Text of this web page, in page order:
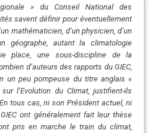
» du Conseil National des
savent définir pour éventuellement
mathématicien, d’un physicien, d’un
géographe, autant la climatologie
place, une sous-discipline de la
d’auteurs des rapports du GIEC,
un peu pompeuse du titre anglais «
l’Evolution du Climat, justifient-ils
tous cas, ni son Président actuel, ni
ont généralement fait leur thèse
pris en marche le train du climat,